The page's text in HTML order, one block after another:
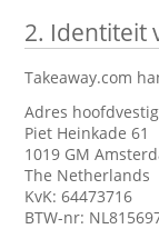
2. Identiteit
Takeaway.com
Adres
Piet Heinkade 61
1019 GM
The Netherlands
KvK: 64473716
BTW-nr: